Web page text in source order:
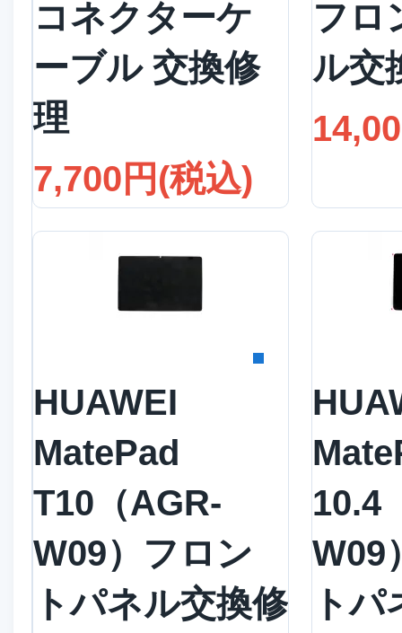
コネクターケ
ーブル 交換修
理
7,700円(税込)
フロ
ル交
HUAWEI
MatePad
T10（AGR-
W09）フロン
トパネル交換修
10.4
W09
ト